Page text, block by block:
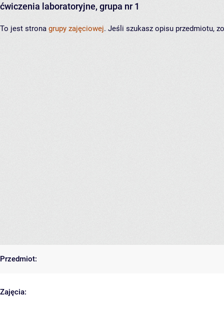
ćwiczenia laboratoryjne, grupa nr 1
To jest strona grupy zajęciowej. Jeśli szukasz opisu przedmiotu,
Przedmiot:
Zajęcia: